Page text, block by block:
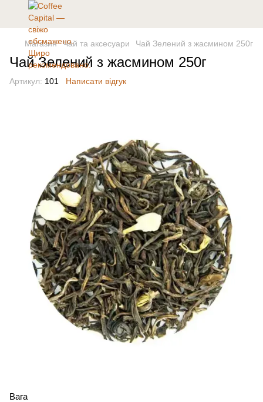
Магазин Чай та аксесуари Чай Зелений з жасмином 250г
Чай Зелений з жасмином 250г
Артикул: 101 Написати відгук
Вага